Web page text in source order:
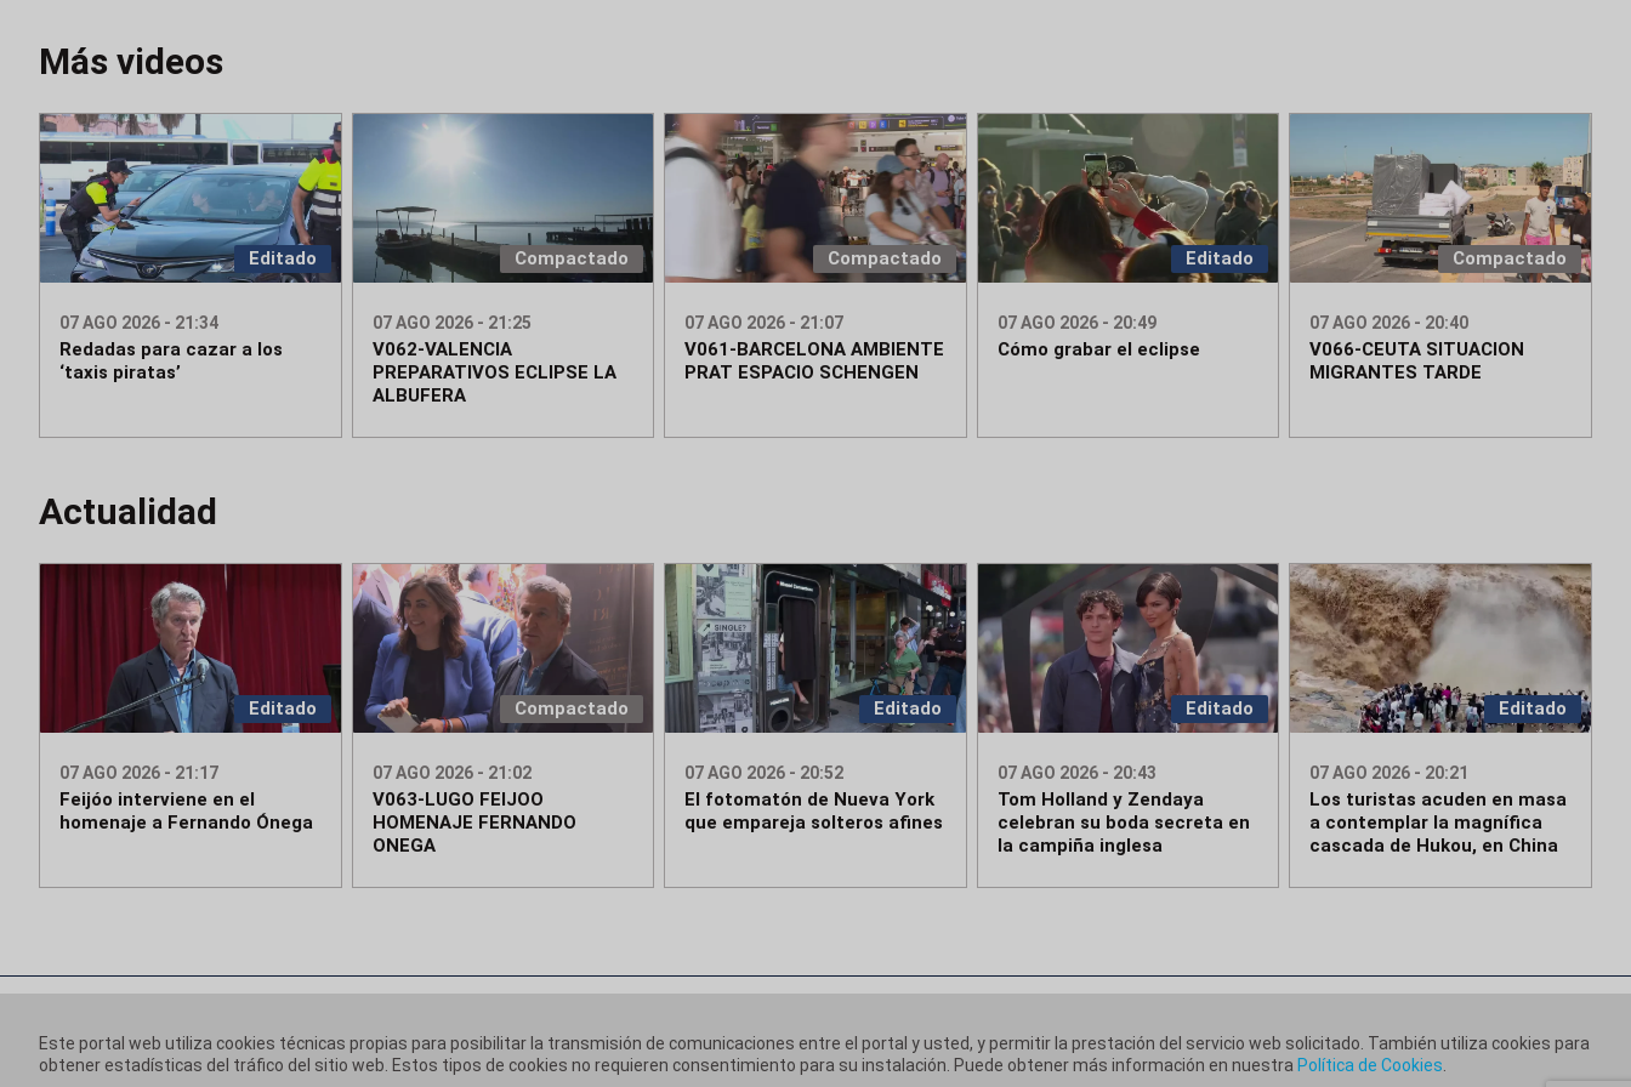
Más videos
Editado
07 AGO 2026 - 21:34
Redadas para cazar a los
‘taxis piratas’
Compactado
07 AGO 2026 - 21:25
V062-VALENCIA
PREPARATIVOS ECLIPSE LA
ALBUFERA
Compactado
07 AGO 2026 - 21:07
V061-BARCELONA AMBIENTE
PRAT ESPACIO SCHENGEN
Editado
07 AGO 2026 - 20:49
Cómo grabar el eclipse
Compactado
07 AGO 2026 - 20:40
V066-CEUTA SITUACION
MIGRANTES TARDE
Actualidad
Editado
07 AGO 2026 - 21:17
Feijóo interviene en el
homenaje a Fernando Ónega
Compactado
07 AGO 2026 - 21:02
V063-LUGO FEIJOO
HOMENAJE FERNANDO
ONEGA
Editado
07 AGO 2026 - 20:52
El fotomatón de Nueva York
que empareja solteros afines
Editado
07 AGO 2026 - 20:43
Tom Holland y Zendaya
celebran su boda secreta en
la campiña inglesa
Editado
07 AGO 2026 - 20:21
Los turistas acuden en masa
a contemplar la magnífica
cascada de Hukou, en China
Este portal web utiliza cookies técnicas propias para posibilitar la transmisión de comunicaciones entre el portal y usted, y permitir la prestación del servicio web solicitado. También utiliza cookies para
obtener estadísticas del tráfico del sitio web. Estos tipos de cookies no requieren consentimiento para su instalación. Puede obtener más información en nuestra Política de Cookies